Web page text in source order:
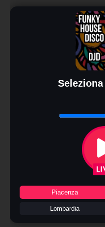
Piacenza
Lombardia